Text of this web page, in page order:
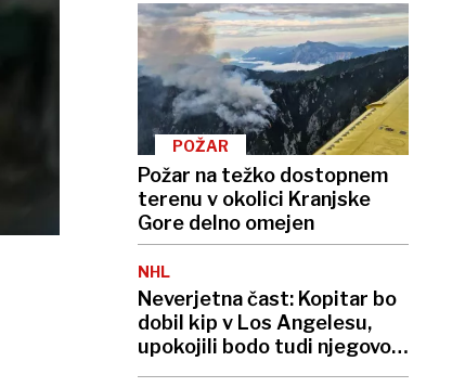
POŽAR
Požar na težko dostopnem
terenu v okolici Kranjske
Gore delno omejen
NHL
Neverjetna čast: Kopitar bo
dobil kip v Los Angelesu,
upokojili bodo tudi njegovo
številko